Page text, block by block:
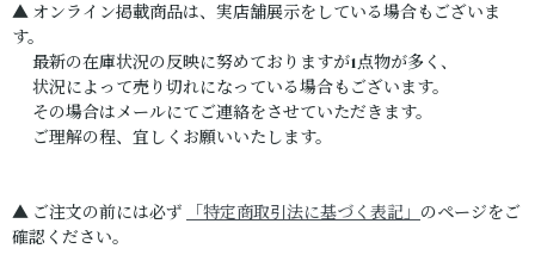
▲ オンライン掲載商品は、実店舗展示をしている場合もございま
す。
最新の在庫状況の反映に努めておりますが1点物が多く、
状況によって売り切れになっている場合もございます。
その場合はメールにてご連絡をさせていただきます。
ご理解の程、宜しくお願いいたします。
▲ ご注文の前には必ず 「特定商取引法に基づく表記」のページをご
確認ください。